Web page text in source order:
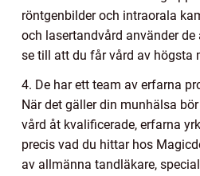
röntgenbilder och intraorala
och lasertandvård använder
se till att du får vård av högsta
4. De har ett team av erfarna
När det gäller din munhälsa
vård åt kvalificerade, erfarna
precis vad du hittar hos
av allmänna tandläkare,